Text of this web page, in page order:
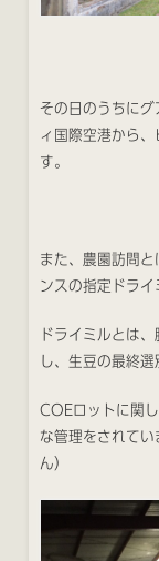
その日のうちに
ィ国際空港から
す。
また、農園訪問
ンスの指定ドライ
ドライミルとは
し、生豆の最終選
COEロットに関
な管理をされて
ん）